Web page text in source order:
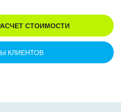
СТОИМОСТИ
КЛИЕНТОВ